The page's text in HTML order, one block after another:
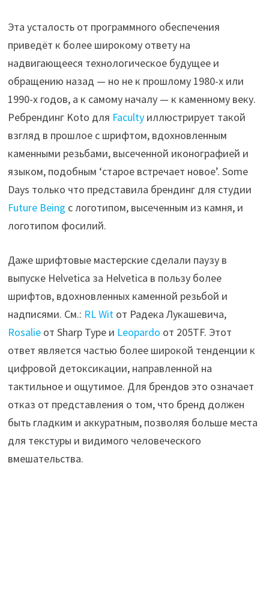
Эта усталость от программного обеспечения
приведёт к более широкому ответу на
надвигающееся технологическое будущее и
обращению назад — но не к прошлому 1980-х или
1990-х годов, а к самому началу — к каменному веку.
Ребрендинг Koto для Faculty иллюстрирует такой
взгляд в прошлое с шрифтом, вдохновленным
каменными резьбами, высеченной иконографией и
языком, подобным ‘старое встречает новое’. Some
Days только что представила брендинг для студии
Future Being с логотипом, высеченным из камня, и
логотипом фосилий.
Даже шрифтовые мастерские сделали паузу в
выпуске Helvetica за Helvetica в пользу более
шрифтов, вдохновленных каменной резьбой и
надписями. См.: RL Wit от Радека Лукашевича,
Rosalie от Sharp Type и Leopardo от 205TF. Этот
ответ является частью более широкой тенденции к
цифровой детоксикации, направленной на
тактильное и ощутимое. Для брендов это означает
отказ от представления о том, что бренд должен
быть гладким и аккуратным, позволяя больше места
для текстуры и видимого человеческого
вмешательства.